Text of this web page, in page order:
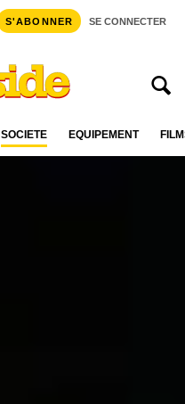
S'ABONNER SE CONNECTER
SOCIÉTÉ ÉQUIPEMENT